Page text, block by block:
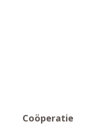
Coöperatie